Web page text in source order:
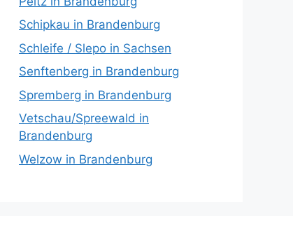
Schipkau in Brandenburg
Schleife / Slepo in Sachsen
Senftenberg in Brandenburg
Spremberg in Brandenburg
Vetschau/Spreewald in
Brandenburg
Welzow in Brandenburg